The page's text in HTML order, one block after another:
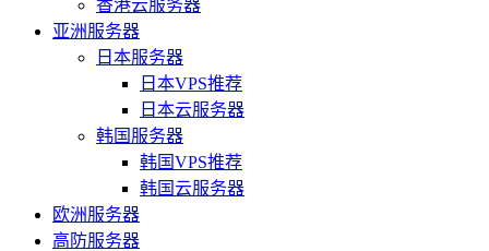
香港云服务器
亚洲服务器
日本服务器
日本VPS推荐
日本云服务器
韩国服务器
韩国VPS推荐
韩国云服务器
欧洲服务器
高防服务器